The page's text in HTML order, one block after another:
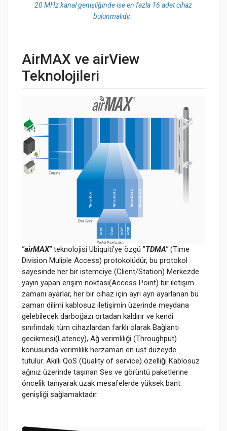
20 MHz kanal genişliğinde ise en fazla 16 adet cihaz
bulunmalıdır.
AirMAX ve airView
Teknolojileri
"airMAX"teknolojisi Ubiquiti'ye özgü "TDMA"(Time
Division Muliple Access) protokolüdür, bu protokol
sayesinde her bir istemciye (Client/Station) Merkezde
yayın yapan erişim noktası(Access Point) bir iletişim
zamanı ayarlar, her bir cihaz için ayrı ayrı ayarlanan bu
zaman dilimi kablosuz iletişimin üzerinde meydana
gelebilecek darboğazı ortadan kaldırır ve kendi
sınıfındaki tüm cihazlardan farklı olarak Bağlantı
gecikmesi(Latency), Ağ verimliliği (Throughput)
konusunda verimlilik herzaman en üst düzeyde
tutulur. Akıllı QoS (Quality of service) özelliği Kablosuz
ağınız üzerinde taşınan Ses ve görüntü paketlerine
öncelik tanıyarak uzak mesafelerde yüksek bant
genişliği sağlamaktadır.